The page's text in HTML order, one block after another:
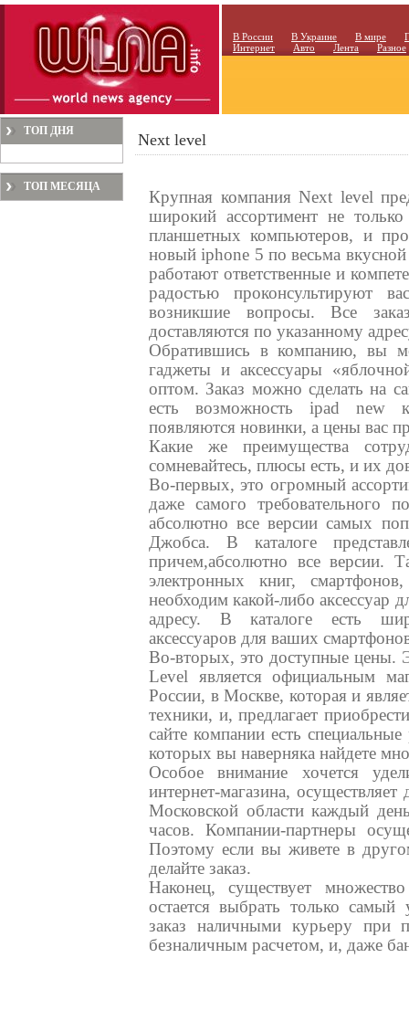
В России В Украине В мире
Интернет
Авто Лента Разное
ТОП ДНЯ
ТОП МЕСЯЦА
Next level
Крупная компания Next level
широкий ассортимент не
планшетных компьютеров, и
новый iphone 5 по весьма
работают ответственные и
радостью проконсультируют
возникшие вопросы. Все
доставляются по указанному
Обратившись в компанию, вы
гаджеты и аксессуары
оптом. Заказ можно сделать на
есть возможность ipad new
появляются новинки, а цены вас
Какие же преимущества
сомневайтесь, плюсы есть, и их
Во-первых, это огромный
даже самого требовательного
абсолютно все версии самых
Джобса. В каталоге
причем,абсолютно все версии.
электронных книг,
необходим какой-либо аксессуар
адресу. В каталоге есть
аксессуаров для ваших
Во-вторых, это доступные цены.
Level является официальным
России, в Москве, которая и
техники, и, предлагает
сайте компании есть
которых вы наверняка найдете
Особое внимание хочется
интернет-магазина,
Московской области каждый
часов. Компании-партнеры
Поэтому если вы живете в
делайте заказ.
Наконец, существует
остается выбрать только
заказ наличными курьеру при
безналичным расчетом, и, даже